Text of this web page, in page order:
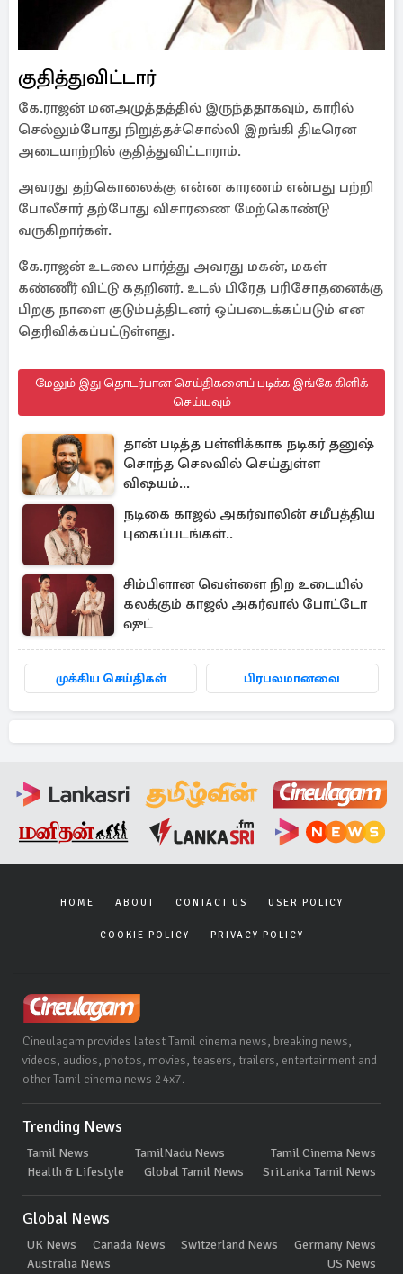
குதித்துவிட்டார்
கே.ராஜன் மனஅழுத்தத்தில் இருந்ததாகவும், காரில்
செல்லும்போது நிறுத்தச்சொல்லி இறங்கி திடீரென
அடையாற்றில் குதித்துவிட்டாராம்.
அவரது தற்கொலைக்கு என்ன காரணம் என்பது பற்றி
போலீசார் தற்போது விசாரணை மேற்கொண்டு
வருகிறார்கள்.
கே.ராஜன் உடலை பார்த்து அவரது மகன், மகள்
கண்ணீர் விட்டு கதறினர். உடல் பிரேத பரிசோதனைக்கு
பிறகு நாளை குடும்பத்திடனர் ஒப்படைக்கப்படும் என
தெரிவிக்கப்பட்டுள்ளது.
மேலும் இது தொடர்பான செய்திகளைப் படிக்க இங்கே கிளிக்
செய்யவும்
தான் படித்த பள்ளிக்காக நடிகர் தனுஷ்
சொந்த செலவில் செய்துள்ள
விஷயம்...
நடிகை காஜல் அகர்வாலின் சமீபத்திய
புகைப்படங்கள்..
சிம்பிளான வெள்ளை நிற உடையில்
கலக்கும் காஜல் அகர்வால் போட்டோ
ஷுட்
முக்கிய செய்திகள் பிரபலமானவை
HOME ABOUT CONTACT US USER POLICY
COOKIE POLICY PRIVACY POLICY
Cineulagam provides latest Tamil cinema news, breaking news,
videos, audios, photos, movies, teasers, trailers, entertainment and
other Tamil cinema news 24x7.
Trending News
Tamil News TamilNadu News
Tamil Cinema News
Health & Lifestyle
Global Tamil News SriLanka Tamil News
Global News
UK News Canada News Switzerland News
Germany News
Australia News
US News